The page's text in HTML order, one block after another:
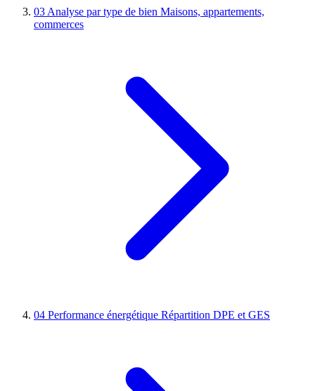
03 Analyse par type de bien Maisons, appartements,
commerces
04 Performance énergétique Répartition DPE et GES